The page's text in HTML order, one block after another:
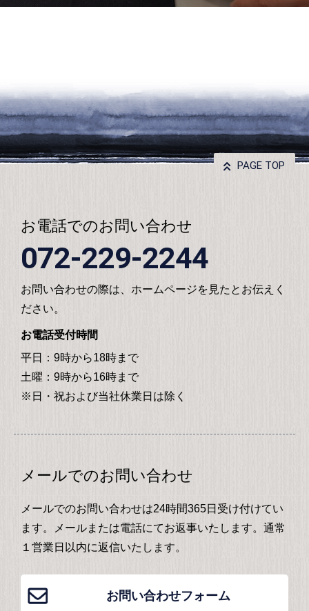
PAGE TOP
お電話でのお問い合わせ
072-229-2244
お問い合わせの際は、ホームページを見たとお伝えく
ださい。
お電話受付時間
平日：9時から18時まで
土曜：9時から16時まで
※日・祝および当社休業日は除く
メールでのお問い合わせ
メールでのお問い合わせは24時間365日受け付けてい
ます。メールまたは電話にてお返事いたします。通常
１営業日以内に返信いたします。
お問い合わせフォーム